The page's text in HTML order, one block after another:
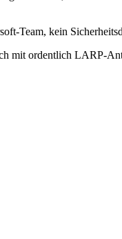
Team, kein
mit ordentlich LARP-